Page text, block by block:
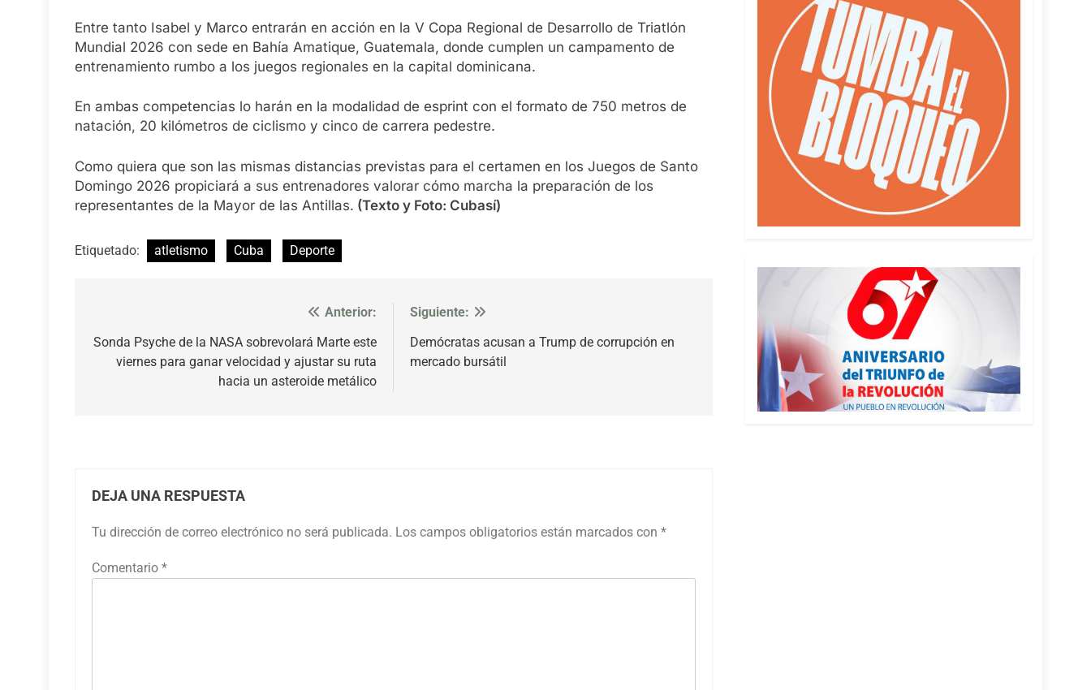
Entre tanto Isabel y Marco entrarán en acción en la V Copa Regional de Desarrollo de Triatlón
Mundial 2026 con sede en Bahía Amatique, Guatemala, donde cumplen un campamento de
entrenamiento rumbo a los juegos regionales en la capital dominicana.
En ambas competencias lo harán en la modalidad de esprint con el formato de 750 metros de
natación, 20 kilómetros de ciclismo y cinco de carrera pedestre.
Como quiera que son las mismas distancias previstas para el certamen en los Juegos de Santo
Domingo 2026 propiciará a sus entrenadores valorar cómo marcha la preparación de los
representantes de la Mayor de las Antillas. (Texto y Foto: Cubasí)
Etiquetado: atletismo Cuba Deporte
de
entradas
Anterior:
Sonda Psyche de la NASA sobrevolará Marte este
viernes para ganar velocidad y ajustar su ruta
hacia un asteroide metálico
Siguiente:
Demócratas acusan a Trump de corrupción en
mercado bursátil
DEJA UNA RESPUESTA
Tu dirección de correo electrónico no será publicada. Los campos obligatorios están marcados con *
Comentario *